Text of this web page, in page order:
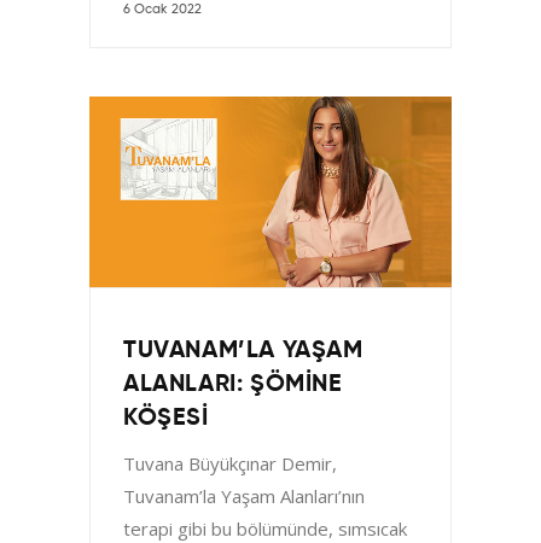
"Instagram Köşesini" sizler için
6 Ocak 2022
TUVANAM’LA YAŞAM
ALANLARI: ŞÖMINE
KÖŞESI
Tuvana Büyükçınar Demir,
Tuvanam’la Yaşam Alanları’nın
terapi gibi bu bölümünde, sımsıcak